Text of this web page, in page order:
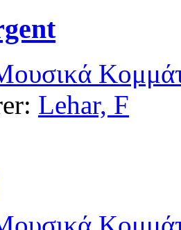
Lehar, F